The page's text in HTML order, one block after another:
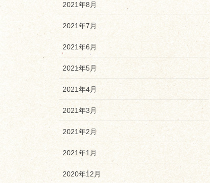
2021年8月
2021年7月
2021年6月
2021年5月
2021年4月
2021年3月
2021年2月
2021年1月
2020年12月